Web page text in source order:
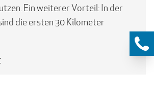
Ein weiterer Vorteil: In der
die ersten 30 Kilometer